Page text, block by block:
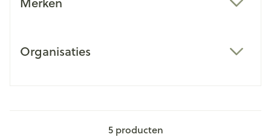
Organisaties
5producten